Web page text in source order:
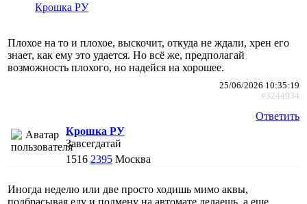
Крошка РУ
Плохое на то и плохое, выскочит, откуда не ждали, хрен его
знает, как ему это удается. Но всё же, предполагай
возможность плохого, но надейся на хорошее.
25/06/2026 10:35:19
#3244934
Ответить
Крошка РУ
Завсегдатай
1516 2395 Москва
Иногда неделю или две просто ходишь мимо аквы,
подбрасывая еду и подмену на автомате делаешь, а еще